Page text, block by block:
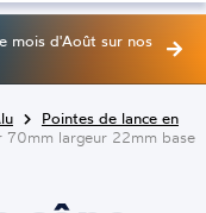
mois d'Août sur nos
Pointes de lance en
70mm largeur 22mm base